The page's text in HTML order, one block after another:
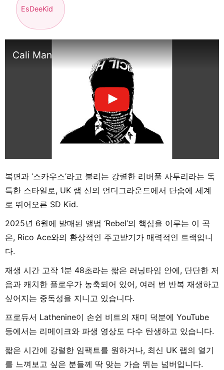
EsDeeKid
Cali Man
복면과 ‘스카우스’라고 불리는 강렬한 리버풀 사투리라는 독
특한 스타일로, UK 랩 신의 언더그라운드에서 단숨에 세계
로 뛰어오른 SD Kid.
2025년 6월에 발매된 앨범 ‘Rebel’의 핵심을 이루는 이 곡
은, Rico Ace와의 환상적인 주고받기가 매력적인 트랙입니
다.
재생 시간 고작 1분 48초라는 짧은 러닝타임 안에, 단단한 저
음과 캐치한 플로우가 농축되어 있어, 여러 번 반복 재생하고
싶어지는 중독성을 지니고 있습니다.
프로듀서 Lathenine이 손쉰 비트의 재미 덕분에 YouTube
등에서는 리메이크와 파생 영상도 다수 탄생하고 있습니다.
짧은 시간에 강렬한 임팩트를 원하거나, 최신 UK 랩의 열기
를 느껴보고 싶은 분들께 딱 맞는 가슴 뛰는 넘버입니다.